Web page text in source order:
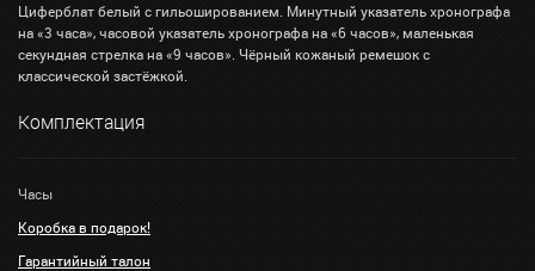
Циферблат белый с гильошированием. Минутный указатель хронографа
на «3 часа», часовой указатель хронографа на «6 часов», маленькая
секундная стрелка на «9 часов». Чёрный кожаный ремешок с
классической застёжкой.
Комплектация
Часы
Коробка в подарок!
Гарантийный талон